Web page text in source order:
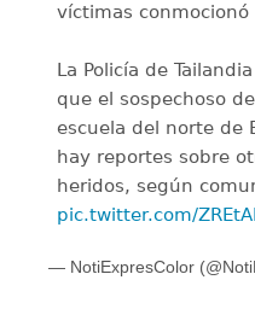
víctimas conmocionó
La Policía de
que el sospechoso
escuela del norte de
hay reportes sobre
heridos, según
pic.twitter.com/
— NotiExpresColor